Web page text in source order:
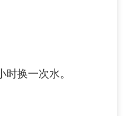
换一次水。